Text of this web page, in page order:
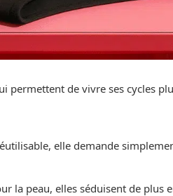
permettent de vivre ses cycles
elle demande
la peau, elles séduisent de plus